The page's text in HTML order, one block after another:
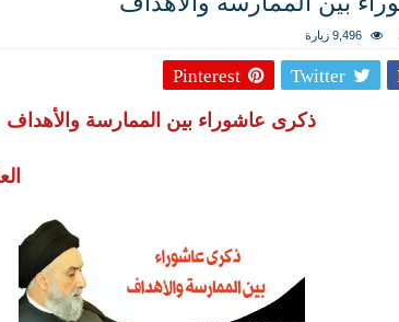
9,496 زيارة
Twitter
Pinterest
ذكرى عاشوراء بين الممارسة والأهداف